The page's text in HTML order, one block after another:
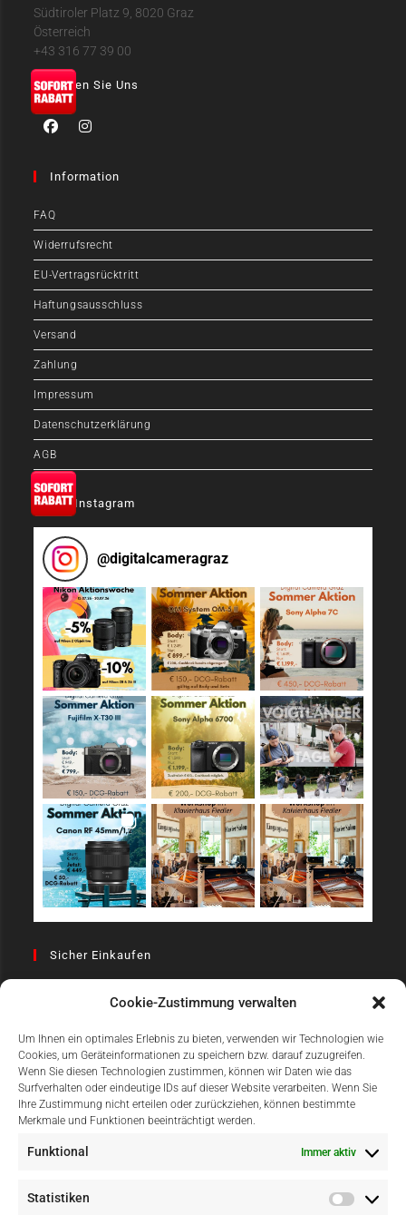
Cookie-Zustimmung verwalten
Um Ihnen ein optimales Erlebnis zu bieten, verwenden wir Technologien wie
Cookies, um Geräteinformationen zu speichern bzw. darauf zuzugreifen.
Wenn Sie diesen Technologien zustimmen, können wir Daten wie das
Surfverhalten oder eindeutige IDs auf dieser Website verarbeiten. Wenn Sie
Ihre Zustimmung nicht erteilen oder zurückziehen, können bestimmte
Merkmale und Funktionen beeinträchtigt werden.
Funktional Immer aktiv
Statistiken
Südtiroler Platz 9, 8020 Graz
Österreich
+43 316 77 39 00
Folgen Sie Uns
Information
FAQ
Widerrufsrecht
EU-Vertragsrücktritt
Haftungsausschluss
Versand
Zahlung
Impressum
Datenschutzerklärung
AGB
Auf Instagram
@digitalcameragraz
Sicher Einkaufen
Einfach Online Bezahlen